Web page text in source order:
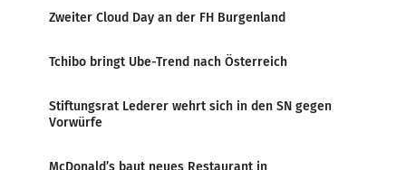
Zweiter Cloud Day an der FH Burgenland
Tchibo bringt Ube-Trend nach Österreich
Stiftungsrat Lederer wehrt sich in den SN gegen
Vorwürfe
McDonald’s baut neues Restaurant in